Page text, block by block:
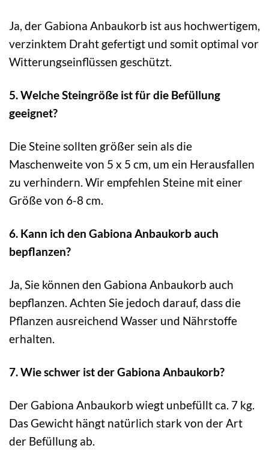
Ja, der Gabiona Anbaukorb ist aus hochwertigem,
verzinktem Draht gefertigt und somit optimal vor
Witterungseinflüssen geschützt.
5. Welche Steingröße ist für die Befüllung
geeignet?
Die Steine sollten größer sein als die
Maschenweite von 5 x 5 cm, um ein Herausfallen
zu verhindern. Wir empfehlen Steine mit einer
Größe von 6-8 cm.
6. Kann ich den Gabiona Anbaukorb auch
bepflanzen?
Ja, Sie können den Gabiona Anbaukorb auch
bepflanzen. Achten Sie jedoch darauf, dass die
Pflanzen ausreichend Wasser und Nährstoffe
erhalten.
7. Wie schwer ist der Gabiona Anbaukorb?
Der Gabiona Anbaukorb wiegt unbefüllt ca. 7 kg.
Das Gewicht hängt natürlich stark von der Art
der Befüllung ab.